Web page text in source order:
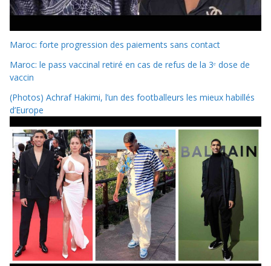
Maroc: forte progression des paiements sans contact
Maroc: le pass vaccinal retiré en cas de refus de la 3ᵉ dose de
vaccin
(Photos) Achraf Hakimi, l’un des footballeurs les mieux habillés
d’Europe